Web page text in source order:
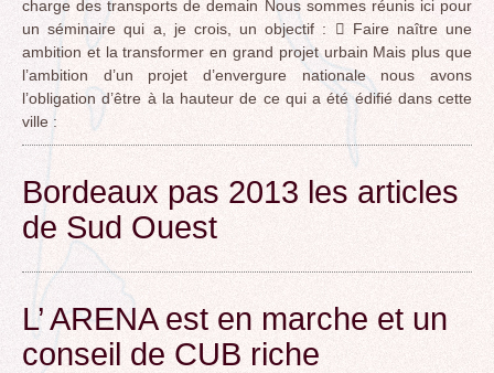
POLITIQUE CYCLABLE, MARCHE
GRAND CONTOURNEMENT DE BORDEAUX
TRAMWAY, RER METROPOLITAIN, TRANSPORT
COLLECTIF
ROCADE VDO
BORDEAUX METROPOLE
EMPLOI, SOLIDARITES
ELECTIONS, RUBRIQUES DIVERSES, PETITES
PHRASES..
charge des transports de demain Nous sommes réunis ici pour
un séminaire qui a, je crois, un objectif :  Faire naître une
ambition et la transformer en grand projet urbain Mais plus que
l’ambition d’un projet d’envergure nationale nous avons
l’obligation d’être à la hauteur de ce qui a été édifié dans cette
ville :
Bordeaux pas 2013 les articles
de Sud Ouest
L’ ARENA est en marche et un
conseil de CUB riche